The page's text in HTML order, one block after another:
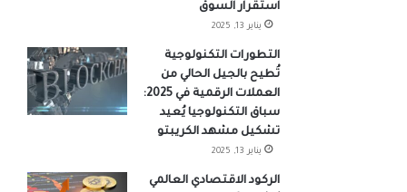
استقرار السوق
يناير 13, 2025
التطورات التكنولوجية
تُطيح بالجيل الحالي من
العملات الرقمية في 2025:
سباق التكنولوجيا يُعيد
تشكيل مشهد الكريبتو
يناير 13, 2025
الركود الاقتصادي العالمي